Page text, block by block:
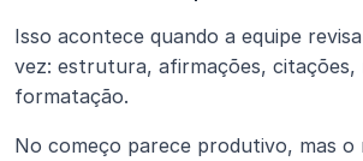
Isso acontece quando a equipe
vez: estrutura, afirmações, citações,
formatação.
No começo parece produtivo, mas o